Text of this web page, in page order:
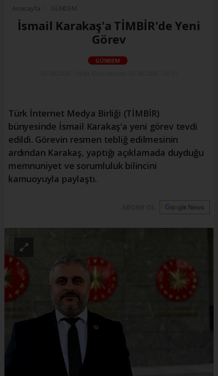
Anasayfa GÜNDEM
İsmail Karakaş'a TİMBİR'de Yeni
Görev
GÜNDEM
Türk İnternet Medya Birliği (TİMBİR)
bünyesinde İsmail Karakaş'a yeni görev tevdi
edildi. Görevin resmen tebliğ edilmesinin
ardından Karakaş, yaptığı açıklamada duyduğu
memnuniyet ve sorumluluk bilincini
kamuoyuyla paylaştı.